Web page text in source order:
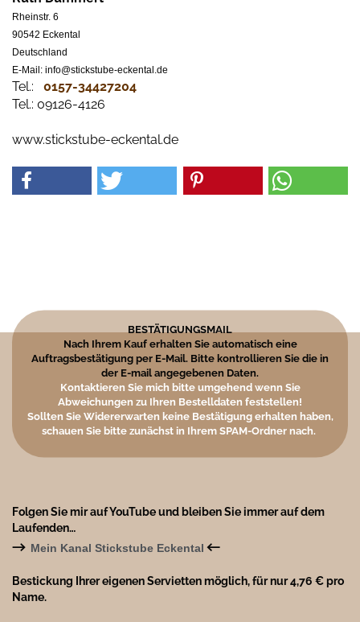
Rheinstr. 6
90542 Eckental
Deutschland
E-Mail: info@stickstube-eckental.de
Tel.: 0157-34427204​
Tel.: 09126-4126
www.stickstube-eckental.de
BESTÄTIGUNGSMAIL
Nach Ihrem Kauf erhalten Sie automatisch eine
Auftragsbestätigung per E-Mail. Bitte kontrollieren Sie die in
der E-mail angegebenen Daten.
Kontaktieren Sie mich bitte umgehend wenn Sie
Abweichungen zu Ihren Bestelldaten feststellen!
Sollten Sie Widererwarten keine Bestätigung erhalten haben,
schauen Sie bitte zunächst in Ihrem SPAM-Ordner nach.
Folgen Sie mir auf YouTube und bleiben Sie immer auf dem
Laufenden…
→ Mein Kanal Stickstube Eckental ←
Bestickung Ihrer eigenen Servietten möglich, für nur 4,76 € pro
Name.